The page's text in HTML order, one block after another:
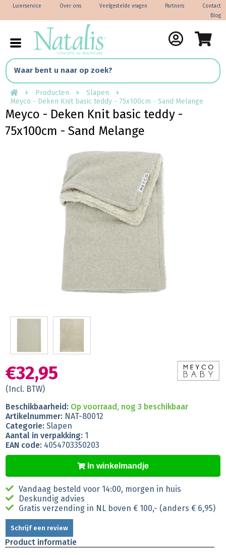
Contact
Partners
Veelgestelde vragen
Over ons
Luierservice
Blog
Producten
Slapen
Meyco - Deken Knit basic teddy - 75x100cm - Sand Melange
Meyco - Deken Knit basic teddy -
75x100cm - Sand Melange
€32,95
(Incl. BTW)
Beschikbaarheid: Op voorraad, nog 3 beschikbaar
Artikelnummer: NAT-80012
Categorie: Slapen
Aantal in verpakking: 1
EAN code: 4054703350203
In winkelmandje
Vandaag besteld voor 14:00, morgen in huis
Deskundig advies
Gratis verzending in NL boven € 100,- (anders € 6,95)
Schrijf een review
Product informatie